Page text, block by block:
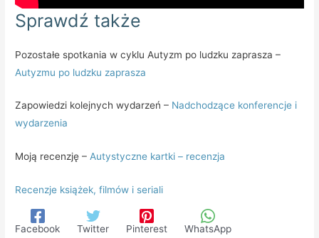
Sprawdź także
Pozostałe spotkania w cyklu Autyzm po ludzku zaprasza –
Autyzmu po ludzku zaprasza
Zapowiedzi kolejnych wydarzeń – Nadchodzące konferencje i
wydarzenia
Moją recenzję –Autystyczne kartki – recenzja
Recenzje książek, filmów i seriali
Facebook Twitter Pinterest WhatsApp